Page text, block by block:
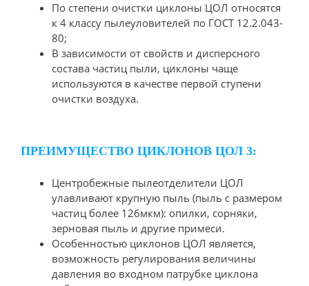
По степени очистки циклоны ЦОЛ относятся
к 4 классу пылеуловителей по ГОСТ 12.2.043-
80;
В зависимости от свойств и дисперсного
состава частиц пыли, циклоны чаще
используются в качестве первой ступени
очистки воздуха.
ПРЕИМУЩЕСТВО ЦИКЛОНОВ ЦОЛ 3:
Центробежные пылеотделители ЦОЛ
улавливают крупную пыль (пыль с размером
частиц более 126мкм): опилки, сорняки,
зерновая пыль и другие примеси.
Особенностью циклонов ЦОЛ является,
возможность регулирования величины
давления во входном патрубке циклона